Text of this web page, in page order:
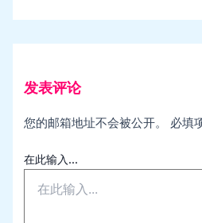
发表评论
您的邮箱地址不会被公开。 必填
在此输入...